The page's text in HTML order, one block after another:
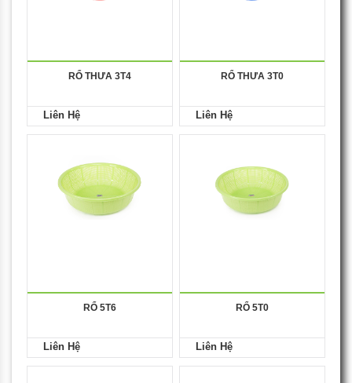
RỔ THƯA 3T4
Liên Hệ
RỔ THƯA 3T0
Liên Hệ
RỔ 5T6
Liên Hệ
RỔ 5T0
Liên Hệ